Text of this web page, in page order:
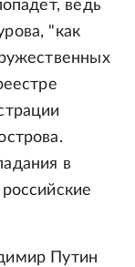
ведь
"как
в
Путин